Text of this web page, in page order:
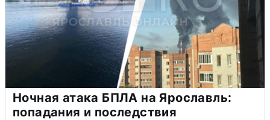
Ночная атака БПЛА на Ярославль:
попадания и последствия